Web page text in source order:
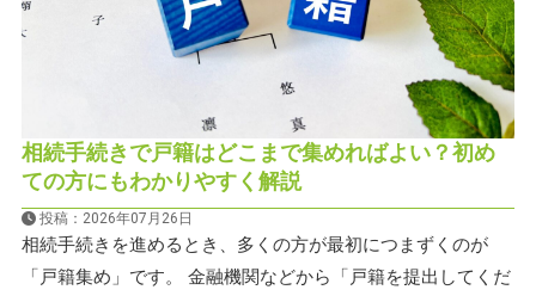
相続手続きで戸籍はどこまで集めればよい？初め
ての方にもわかりやすく解説
投稿：2026年07月26日
相続手続きを進めるとき、多くの方が最初につまずくのが
「戸籍集め」です。 金融機関などから「戸籍を提出してくだ
CONTACT
お問合せ
ご質問やご相談がございましたら、お気軽にお問合せく
ださい。
専門スタッフが丁寧に対応いたします。